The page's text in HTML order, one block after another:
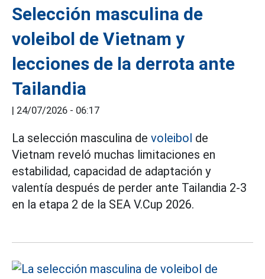
Selección masculina de
voleibol de Vietnam y
lecciones de la derrota ante
Tailandia
| 24/07/2026 - 06:17
La selección masculina de voleibol de
Vietnam reveló muchas limitaciones en
estabilidad, capacidad de adaptación y
valentía después de perder ante Tailandia 2-3
en la etapa 2 de la SEA V.Cup 2026.